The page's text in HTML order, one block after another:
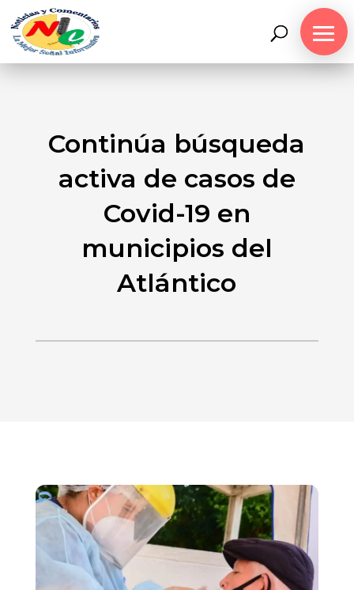
Continúa búsqueda
activa de casos de
Covid-19 en
municipios del
Atlántico